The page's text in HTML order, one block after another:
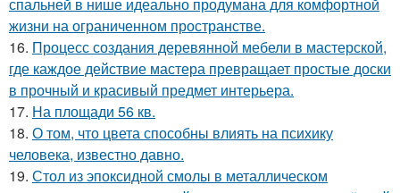
спальней в нише идеально продумана для комфортной
жизни на ограниченном пространстве.
16. Процесс создания деревянной мебели в мастерской,
где каждое действие мастера превращает простые доски
в прочный и красивый предмет интерьера.
17. На площади 56 кв.
18. О том, что цвета способны влиять на психику
человека, известно давно.
19. Стол из эпоксидной смолы в металлическом